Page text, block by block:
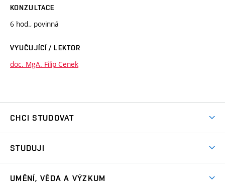
KONZULTACE
6 hod., povinná
VYUČUJÍCÍ / LEKTOR
doc. MgA. Filip Cenek
CHCI STUDOVAT
Přijímačky
STUDUJI
UMĚNÍ, VĚDA A VÝZKUM